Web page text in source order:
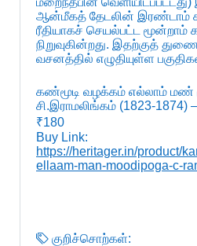
ஆன்மீகத் தேடலின் இரண்டாம்
ரீதியாகச் செயல்பட்ட மூன்றாம்
நிறுவுகின்றது. இதற்குத்
வசனத்தில் எழுதியுள்ள
கண்மூடி வழக்கம் எல்லாம் மண்
சி.இராமலிங்கம் (1823-
₹180
Buy Link:
https://heritager.in/product/
ellaam-man-moodipoga-c-
குறிச்சொற்கள்: